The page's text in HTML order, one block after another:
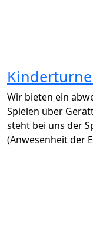
Wir bieten ein
Spielen über
steht bei uns der
(Anwesenheit der